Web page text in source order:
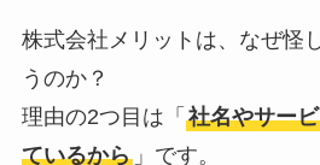
株式会社メリットは、なぜ怪
うのか？
理由の2つ目は「 社名やサー
ているから」です。